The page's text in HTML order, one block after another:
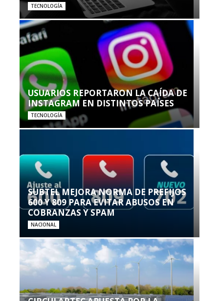
TECNOLOGÍA
USUARIOS REPORTARON LA CAÍDA DE
INSTAGRAM EN DISTINTOS PAÍSES
TECNOLOGÍA
SUBTEL MEJORA NORMA DE PREFIJOS
600 Y 809 PARA EVITAR ABUSOS EN
COBRANZAS Y SPAM
NACIONAL